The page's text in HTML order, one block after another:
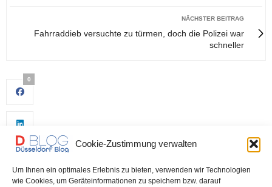
Cookie-Zustimmung verwalten
Um Ihnen ein optimales Erlebnis zu bieten, verwenden wir Technologien
wie Cookies, um Geräteinformationen zu speichern bzw. darauf
NÄCHSTER BEITRAG
Fahrraddieb versuchte zu türmen, doch die Polizei war
schneller
0